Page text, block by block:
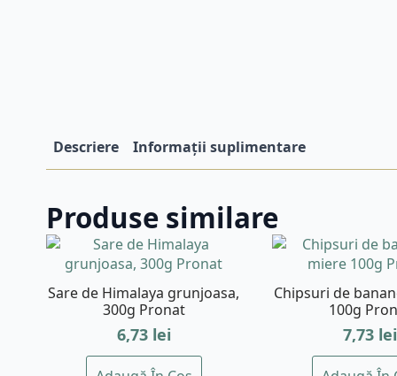
Descriere Informații suplimentare
Produse similare
Sare de Himalaya grunjoasa,
300g Pronat
6,73 lei
Chipsuri de
100g
7,73 lei